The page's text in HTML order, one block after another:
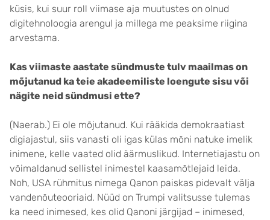
küsis, kui suur roll viimase aja muutustes on olnud
digitehnoloogia arengul ja millega me peaksime riigina
arvestama.
Kas viimaste aastate sündmuste tulv maailmas on
mõjutanud ka teie akadeemiliste loengute sisu või
nägite neid sündmusi ette?
(Naerab.) Ei ole mõjutanud. Kui rääkida demokraatiast
digiajastul, siis vanasti oli igas külas mõni natuke imelik
inimene, kelle vaated olid äärmuslikud. Internetiajastu on
võimaldanud sellistel inimestel kaasamõtlejaid leida.
Noh, USA rühmitus nimega Qanon paiskas pidevalt välja
vandenõuteooriaid. Nüüd on Trumpi valitsusse tulemas
ka need inimesed, kes olid Qanoni järgijad – inimesed,